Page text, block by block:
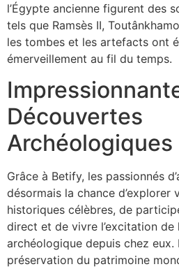
l’Égypte ancienne figurent des
tels que Ramsès II,
les tombes et les artefacts ont
émerveillement au fil du temps.
Découvertes
Grâce à Betify, les passionnés
désormais la chance d’explorer
historiques célèbres, de
direct et de vivre l’excitation de
archéologique depuis chez eux.
préservation du patrimoine